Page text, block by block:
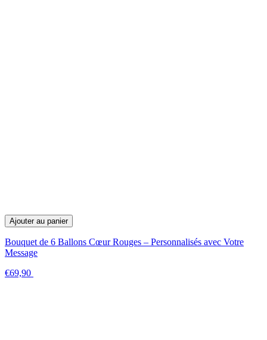
Ajouter au panier
Bouquet de 6 Ballons Cœur Rouges – Personnalisés avec Votre
Message
€69,90